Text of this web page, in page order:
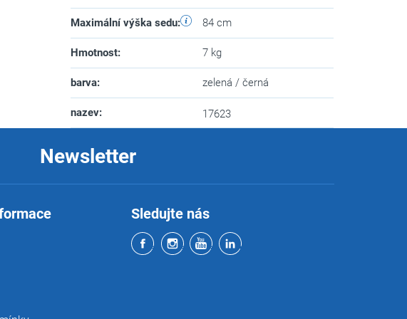
Maximální výška sedu: 84 cm
Hmotnost: 7 kg
barva: zelená / černá
nazev: 17623
Newsletter
Sledujte nás